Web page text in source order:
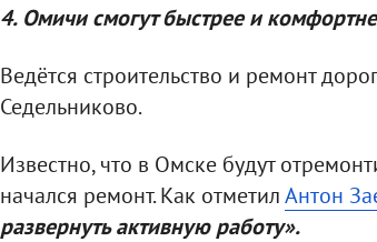
4. Омичи смогут быстрее и
Ведётся строительство и ремонт
Седельниково.
Известно, что в Омске будут
начался ремонт. Как отметилАнтон
развернуть активную работу».